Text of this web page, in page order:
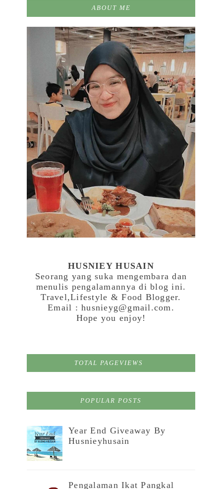
ABOUT ME
HUSNIEY HUSAIN
Seorang yang suka mengembara dan
menulis pengalamannya di blog ini.
Travel,Lifestyle & Food Blogger.
Email : husnieyg@gmail.com.
Hope you enjoy!
TOTAL PAGEVIEWS
POPULAR POSTS
Year End Giveaway By
Husnieyhusain
Pengalaman Ikat Pangkal